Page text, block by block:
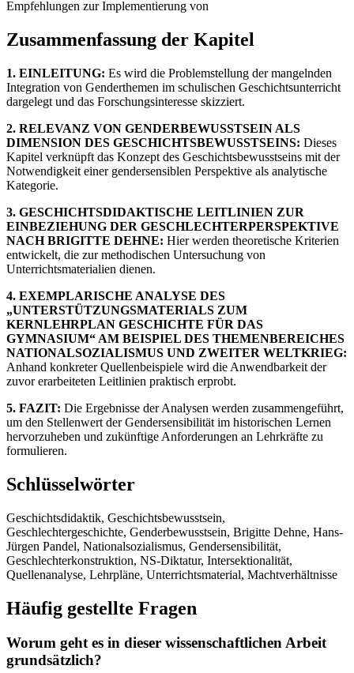
Empfehlungen zur Implementierung von
Zusammenfassung der Kapitel
1. EINLEITUNG: Es wird die Problemstellung der mangelnden
Integration von Genderthemen im schulischen Geschichtsunterricht
dargelegt und das Forschungsinteresse skizziert.
2. RELEVANZ VON GENDERBEWUSSTSEIN ALS
DIMENSION DES GESCHICHTSBEWUSSTSEINS: Dieses
Kapitel verknüpft das Konzept des Geschichtsbewusstseins mit der
Notwendigkeit einer gendersensiblen Perspektive als analytische
Kategorie.
3. GESCHICHTSDIDAKTISCHE LEITLINIEN ZUR
EINBEZIEHUNG DER GESCHLECHTERPERSPEKTIVE
NACH BRIGITTE DEHNE: Hier werden theoretische Kriterien
entwickelt, die zur methodischen Untersuchung von
Unterrichtsmaterialien dienen.
4. EXEMPLARISCHE ANALYSE DES
„UNTERSTÜTZUNGSMATERIALS ZUM
KERNLEHRPLAN GESCHICHTE FÜR DAS
GYMNASIUM“ AM BEISPIEL DES THEMENBEREICHES
NATIONALSOZIALISMUS UND ZWEITER WELTKRIEG:
Anhand konkreter Quellenbeispiele wird die Anwendbarkeit der
zuvor erarbeiteten Leitlinien praktisch erprobt.
5. FAZIT: Die Ergebnisse der Analysen werden zusammengeführt,
um den Stellenwert der Gendersensibilität im historischen Lernen
hervorzuheben und zukünftige Anforderungen an Lehrkräfte zu
formulieren.
Schlüsselwörter
Geschichtsdidaktik, Geschichtsbewusstsein,
Geschlechtergeschichte, Genderbewusstsein, Brigitte Dehne, Hans-
Jürgen Pandel, Nationalsozialismus, Gendersensibilität,
Geschlechterkonstruktion, NS-Diktatur, Intersektionalität,
Quellenanalyse, Lehrpläne, Unterrichtsmaterial, Machtverhältnisse
Häufig gestellte Fragen
Worum geht es in dieser wissenschaftlichen Arbeit
grundsätzlich?